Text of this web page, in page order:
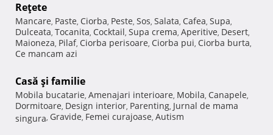
Reţete
Mancare, Paste, Ciorba, Peste, Sos, Salata, Cafea, Supa,
Dulceata, Tocanita, Cocktail, Supa crema, Aperitive, Desert,
Maioneza, Pilaf, Ciorba perisoare, Ciorba pui, Ciorba burta,
Ce mancam azi
Casă şi familie
Mobila bucatarie, Amenajari interioare, Mobila, Canapele,
Dormitoare, Design interior, Parenting, Jurnal de mama
singura, Gravide, Femei curajoase, Autism